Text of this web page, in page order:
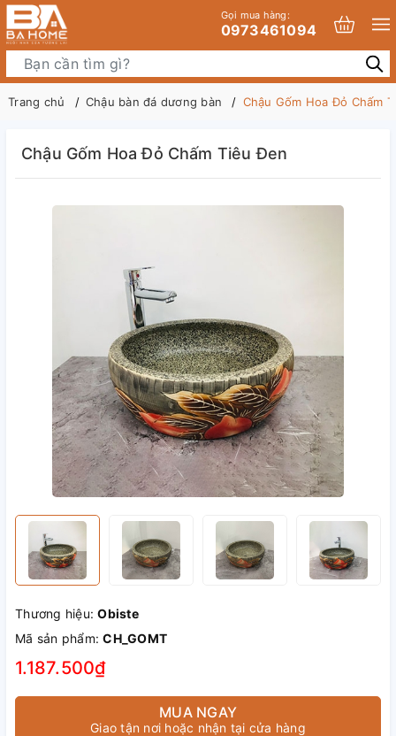
Gọi mua hàng:
0973461094
Trang chủ Chậu bàn đá dương bàn Chậu Gốm Hoa Đỏ Chấm
Chậu Gốm Hoa Đỏ Chấm Tiêu Đen
Thương hiệu:Obiste
Mã sản phẩm:CH_GOMT
1.187.500₫
MUA NGAY
Giao tận nơi hoặc nhận tại cửa hàng